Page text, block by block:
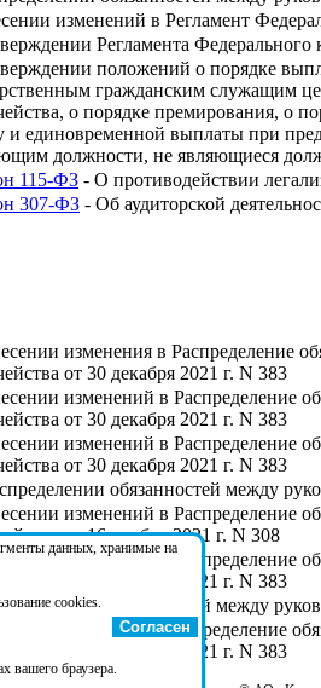
изменений в Регламент
Регламента Федерального
положений о порядке
гражданским служащим
о порядке премирования,
и единовременной выплаты при
должности, не являющиеся
115-ФЗ - О противодействии
307-ФЗ - Об аудиторской
изменения в Распределение
от 30 декабря 2021 г. N 383
изменений в Распределение
от 30 декабря 2021 г. N 383
изменений в Распределение
от 30 декабря 2021 г. N 383
обязанностей между
изменений в Распределение
от 16 ноября 2021 г. N 308
изменений в Распределение
от 30 декабря 2021 г. N 383
обязанностей между
изменений в Распределение
от 30 декабря 2021 г. N 383
данных, хранимые на
cookies.
Согласен
вашего браузера.